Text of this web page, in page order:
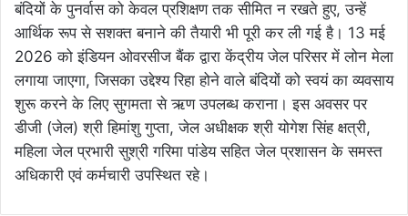
बंदियों के पुनर्वास को केवल प्रशिक्षण तक सीमित न रखते हुए, उन्हें
आर्थिक रूप से सशक्त बनाने की तैयारी भी पूरी कर ली गई है। 13 मई
2026 को इंडियन ओवरसीज बैंक द्वारा केंद्रीय जेल परिसर में लोन मेला
लगाया जाएगा, जिसका उद्देश्य रिहा होने वाले बंदियों को स्वयं का व्यवसाय
शुरू करने के लिए सुगमता से ऋण उपलब्ध कराना। इस अवसर पर
डीजी (जेल) श्री हिमांशु गुप्ता, जेल अधीक्षक श्री योगेश सिंह क्षत्री,
महिला जेल प्रभारी सुश्री गरिमा पांडेय सहित जेल प्रशासन के समस्त
अधिकारी एवं कर्मचारी उपस्थित रहे।